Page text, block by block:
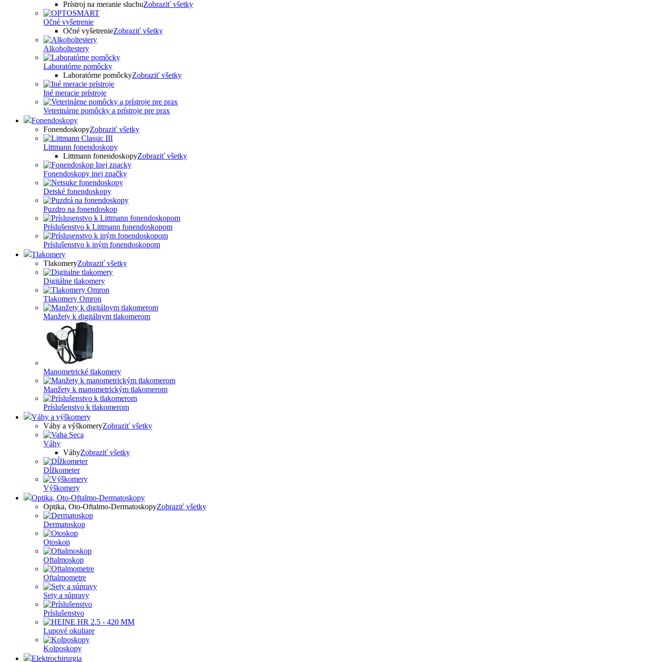
Prístroj na meranie sluchuZobraziť všetky
Očné vyšetrenie
Očné vyšetrenieZobraziť všetky
Alkoholtestery
Laboratórne pomôcky
Laboratórne pomôckyZobraziť všetky
Iné meracie prístroje
Veterinárne pomôcky a prístroje pre prax
Fonendoskopy
FonendoskopyZobraziť všetky
Littmann fonendoskopy
Littmann fonendoskopyZobraziť všetky
Fonendoskopy inej značky
Detské fonendoskopy
Puzdro na fonendoskop
Príslušenstvo k Littmann fonendoskopom
Príslušenstvo k iným fonendoskopom
Tlakomery
TlakomeryZobraziť všetky
Digitálne tlakomery
Tlakomery Omron
Manžety k digitálnym tlakomerom
Manometrické tlakomery
Manžety k manometrickým tlakomerom
Príslušenstvo k tlakomerom
Váhy a výškomery
Váhy a výškomeryZobraziť všetky
Váhy
VáhyZobraziť všetky
Dĺžkometer
Výškomery
Optika, Oto-Oftalmo-Dermatoskopy
Optika, Oto-Oftalmo-DermatoskopyZobraziť všetky
Dermatoskop
Otoskop
Oftalmoskop
Oftalmometre
Sety a súpravy
Príslušenstvo
Lupové okuliare
Kolposkopy
Elektrochirurgia